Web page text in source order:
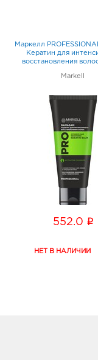
Маркелл
Кератин для
восстановления
Markell
552.0 i